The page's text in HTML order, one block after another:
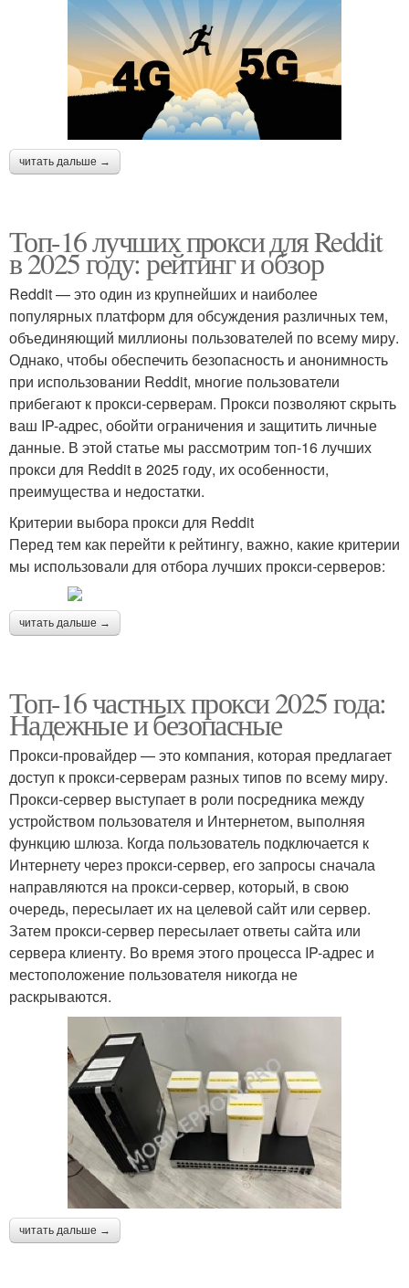
читать дальше →
Топ-16 лучших прокси для Reddit
в 2025 году: рейтинг и обзор
Reddit — это один из крупнейших и наиболее
популярных платформ для обсуждения различных тем,
объединяющий миллионы пользователей по всему миру.
Однако, чтобы обеспечить безопасность и анонимность
при использовании Reddit, многие пользователи
прибегают к прокси-серверам. Прокси позволяют скрыть
ваш IP-адрес, обойти ограничения и защитить личные
данные. В этой статье мы рассмотрим топ-16 лучших
прокси для Reddit в 2025 году, их особенности,
преимущества и недостатки.
Критерии выбора прокси для Reddit
Перед тем как перейти к рейтингу, важно, какие критерии
мы использовали для отбора лучших прокси-серверов:
читать дальше →
Топ-16 частных прокси 2025 года:
Надежные и безопасные
Прокси-провайдер — это компания, которая предлагает
доступ к прокси-серверам разных типов по всему миру.
Прокси-сервер выступает в роли посредника между
устройством пользователя и Интернетом, выполняя
функцию шлюза. Когда пользователь подключается к
Интернету через прокси-сервер, его запросы сначала
направляются на прокси-сервер, который, в свою
очередь, пересылает их на целевой сайт или сервер.
Затем прокси-сервер пересылает ответы сайта или
сервера клиенту. Во время этого процесса IP-адрес и
местоположение пользователя никогда не
раскрываются.
читать дальше →